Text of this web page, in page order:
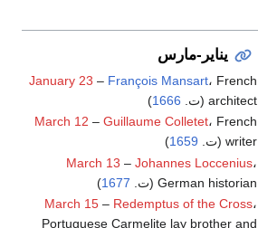
يناير-مارس
January 23 – François Mansart، French
architect (ت.
1666
)
March 12 –Guillaume Colletet، French
writer (ت.
1659
)
March 13 –Johannes Loccenius،
German historian (ت.
1677
)
March 15 – Redemptus of the Cross،
Portuguese Carmelite lay brother and